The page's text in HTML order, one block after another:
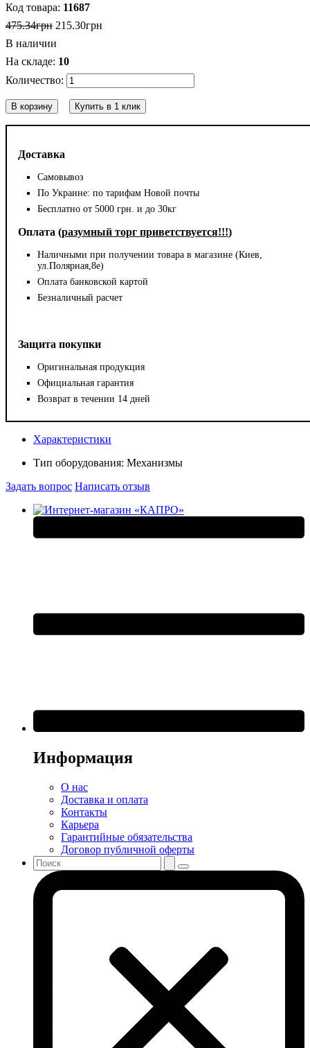
Доставка
Самовывоз
По Украине: по тарифам Новой почты
Бесплатно от 5000 грн. и до 30кг
Оплата (разумный торг приветствуется!!!)
Наличными при получении товара в магазине (Киев,
ул.Полярная,8е)
Оплата банковской картой
Безналичный расчет
Защита покупки
Оригинальная продукция
Официальная гарантия
Возврат в течении 14 дней
11687
475.34грн 215.30грн
В наличии
10
В корзину Купить в 1 клик
Характеристики
Тип оборудования: Механизмы
Задать вопрос Написать отзыв
Информация
О нас
Доставка и оплата
Контакты
Карьера
Гарантийные обязательства
Договор публичной оферты